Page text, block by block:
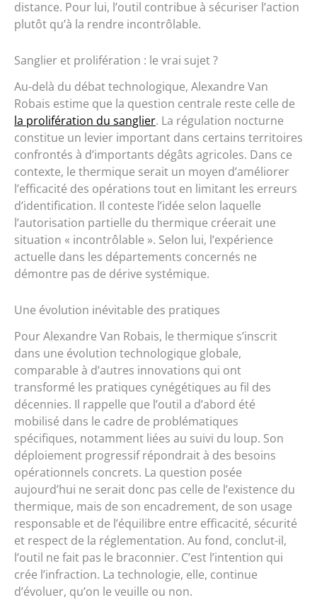
distance. Pour lui, l’outil contribue à sécuriser l’action
plutôt qu’à la rendre incontrôlable.
Sanglier et prolifération : le vrai sujet ?
Au-delà du débat technologique, Alexandre Van
Robais estime que la question centrale reste celle de
la prolifération du sanglier. La régulation nocturne
constitue un levier important dans certains territoires
confrontés à d’importants dégâts agricoles. Dans ce
contexte, le thermique serait un moyen d’améliorer
l’efficacité des opérations tout en limitant les erreurs
d’identification. Il conteste l’idée selon laquelle
l’autorisation partielle du thermique créerait une
situation « incontrôlable ». Selon lui, l’expérience
actuelle dans les départements concernés ne
démontre pas de dérive systémique.
Une évolution inévitable des pratiques
Pour Alexandre Van Robais, le thermique s’inscrit
dans une évolution technologique globale,
comparable à d’autres innovations qui ont
transformé les pratiques cynégétiques au fil des
décennies. Il rappelle que l’outil a d’abord été
mobilisé dans le cadre de problématiques
spécifiques, notamment liées au suivi du loup. Son
déploiement progressif répondrait à des besoins
opérationnels concrets. La question posée
aujourd’hui ne serait donc pas celle de l’existence du
thermique, mais de son encadrement, de son usage
responsable et de l’équilibre entre efficacité, sécurité
et respect de la réglementation. Au fond, conclut-il,
l’outil ne fait pas le braconnier. C’est l’intention qui
crée l’infraction. La technologie, elle, continue
d’évoluer, qu’on le veuille ou non.